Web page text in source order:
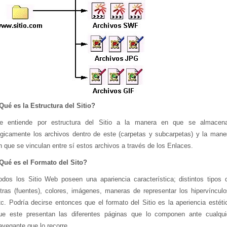
es la Estructura del Sitio?
entiende por estructura del Sitio a la manera en que se
los archivos dentro de este (carpetas y subcarpetas) y la
que se vinculan entre sí estos archivos a través de los Enlaces.
es el Formato del Sito?
los Sitio Web poseen una apariencia característica; distintos tipos
(fuentes), colores, imágenes, maneras de representar los
Podría decirse entonces que el formato del Sitio es la aperiencia
este presentan las diferentes páginas que lo componen ante